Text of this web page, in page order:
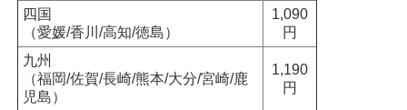
四国
（愛媛/香川/高知/徳島）
1,090
円
九州
（福岡/佐賀/長崎/熊本/大分/宮崎/鹿
児島）
1,190
円